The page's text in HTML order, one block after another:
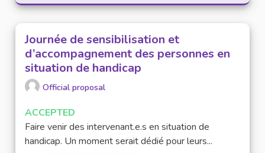
Journée de sensibilisation et
d’accompagnement des personnes en
situation de handicap
Official proposal
ACCEPTED
Faire venir des intervenant.e.s en situation de
handicap. Un moment serait dédié pour leurs...